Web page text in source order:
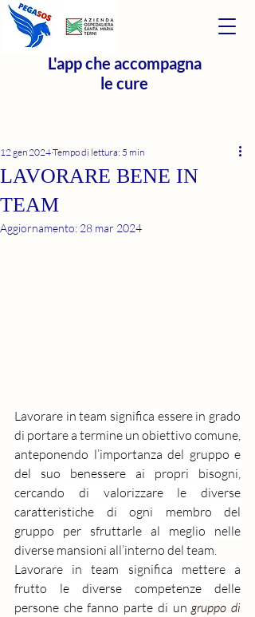
L'app che accompagna
le cure
LAVORARE BENE IN
TEAM
12 gen 2024Tempo di lettura: 5 min
Aggiornamento: 28 mar 2024
Lavorare in team significa essere in grado
di portare a termine un obiettivo comune,
anteponendo l’importanza del gruppo e
del suo benessere ai propri bisogni,
cercando di valorizzare le diverse
caratteristiche di ogni membro del
gruppo per sfruttarle al meglio nelle
diverse mansioni all’interno del team.
Lavorare in team significa mettere a
frutto le diverse competenze delle
persone che fanno parte di un gruppo di